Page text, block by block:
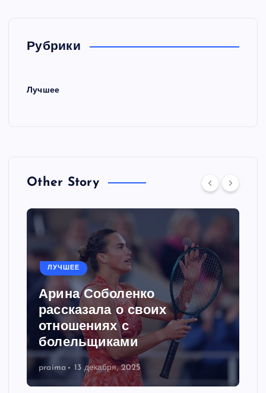
Рубрики
Лучшее
Other Story
ЛУЧШЕЕ
Арина Соболенко
рассказала о своих
отношениях с
болельщиками
praima 13 декабря, 2025